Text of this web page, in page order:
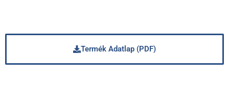
Termék Adatlap (PDF)